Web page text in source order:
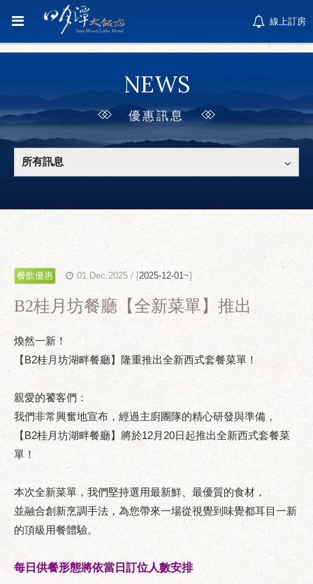
線上訂房
NEWS
優惠訊息
所有訊息
餐飲優惠 01.Dec.2025 / [2025-12-01~]
B2桂月坊餐廳【全新菜單】推出
煥然一新！
【B2桂月坊湖畔餐廳】隆重推出全新西式套餐菜單！
親愛的饕客們：
我們非常興奮地宣布，經過主廚團隊的精心研發與準備，
【B2桂月坊湖畔餐廳】將於12月20日起推出全新西式套餐菜
單！
本次全新菜單，我們堅持選用最新鮮、最優質的食材，
並融合創新烹調手法，為您帶來一場從視覺到味覺都耳目一新
的頂級用餐體驗。
每日供餐形態將依當日訂位人數安排